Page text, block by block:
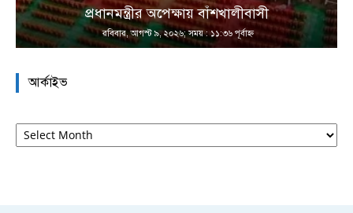
প্রধানমন্ত্রীর অপেক্ষায় বাঁশখালীবাসী
রবিবার, আগস্ট ৯, ২০২৬; সময় : ১১:৩৬ পূর্বাহ্ণ
আর্কাইভ
আর্কাইভ